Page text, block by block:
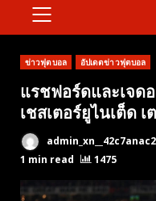
PRIMARY
ข่าวฟุตบอล อัปเดตข่าวฟุตบอล
แรชฟอร์ดและเจด
เชสเตอร์ยูไนเต็ด
1 min read
1475